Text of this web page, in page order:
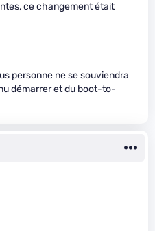
ce changement était
personne ne se souviendra
démarrer et du boot-to-